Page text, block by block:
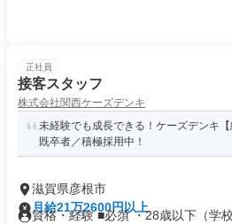
正社員
接客スタッフ
株式会社関西ケーズデンキ
未経験でも成長できる！ケーズデンキ
既卒者／積極採用中！
滋賀県彦根市
月給21万2600円以上
資格・経験 ■必須 ・28歳以下（学